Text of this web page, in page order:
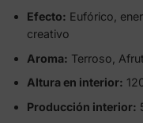
Efecto: Eufórico,
creativo
Aroma: Terroso,
Altura en interior:
Producción interior: